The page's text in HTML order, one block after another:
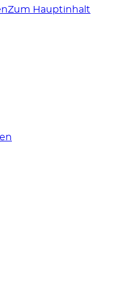
Zum Hauptinhalt